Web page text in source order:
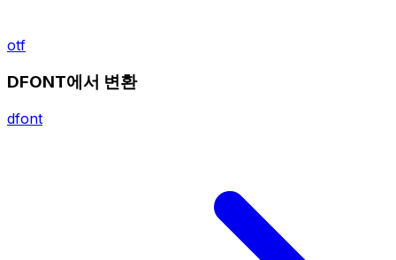
otf
DFONT에서 변환
dfont